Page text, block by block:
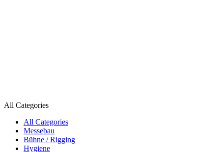
All Categories
All Categories
Messebau
Bühne / Rigging
Hygiene